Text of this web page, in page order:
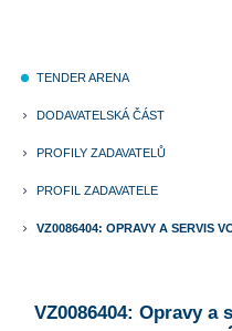
fiber_manual_record TENDER ARENA
keyboard_arrow_right DODAVATELSKÁ ČÁST
keyboard_arrow_right PROFILY ZADAVATELŮ
keyboard_arrow_right PROFIL ZADAVATELE
keyboard_arrow_right VZ0086404: OPRAVY A SERVIS
VZ0086404: Opravy a